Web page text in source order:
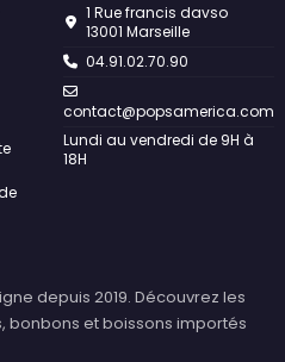
1 Rue francis davso
13001 Marseille
04.91.02.70.90
contact@popsamerica.com
Lundi au vendredi de 9H à
18H
depuis 2019. Découvrez les
bonbons et boissons importés